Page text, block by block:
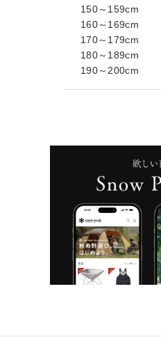
150～159cm
160～169cm
170～179cm
180～189cm
190～200cm